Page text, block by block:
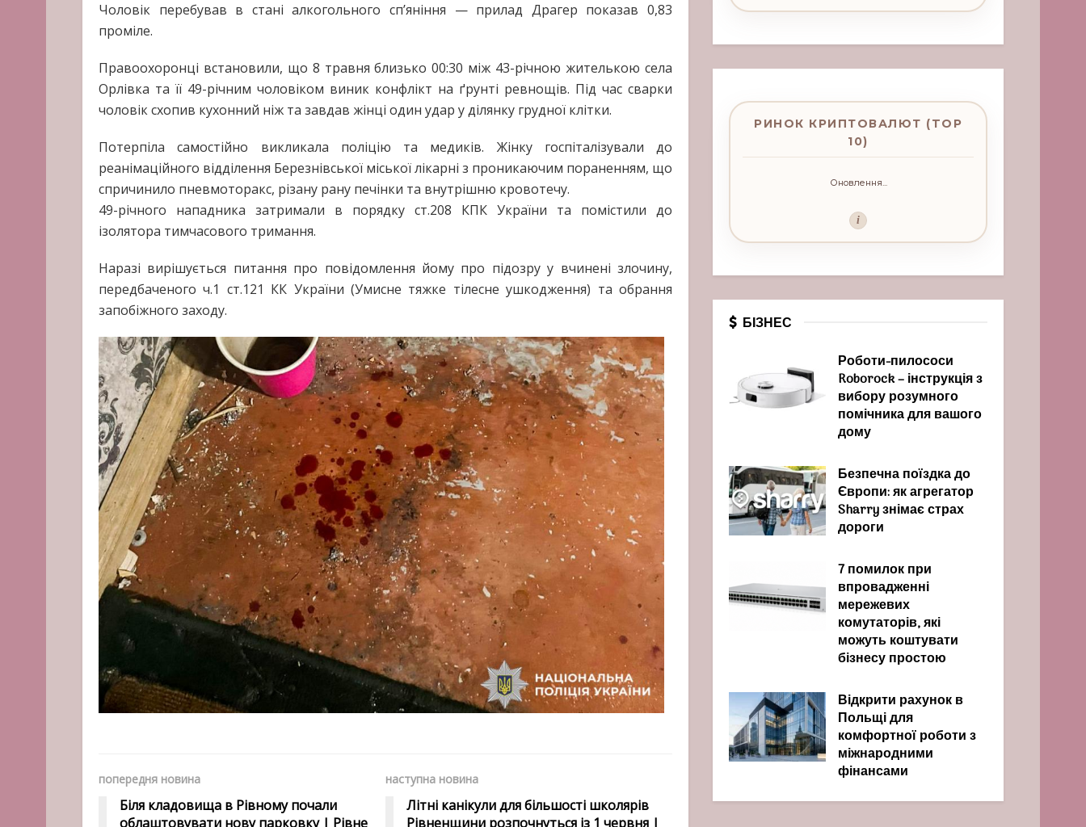
Чоловік перебував в стані алкогольного сп’яніння — прилад Драгер показав 0,83
проміле.
Правоохоронці встановили, що 8 травня близько 00:30 між 43-річною жителькою села
Орлівка та її 49-річним чоловіком виник конфлікт на ґрунті ревнощів. Під час сварки
чоловік схопив кухонний ніж та завдав жінці один удар у ділянку грудної клітки.
Потерпіла самостійно викликала поліцію та медиків. Жінку госпіталізували до
реанімаційного відділення Березнівської міської лікарні з проникаючим пораненням, що
спричинило пневмоторакс, різану рану печінки та внутрішню кровотечу.
49-річного нападника затримали в порядку ст.208 КПК України та помістили до
ізолятора тимчасового тримання.
Наразі вирішується питання про повідомлення йому про підозру у вчинені злочину,
передбаченого ч.1 ст.121 КК України (Умисне тяжке тілесне ушкодження) та обрання
запобіжного заходу.
попередня новина
Біля кладовища в Рівному почали
облаштовувати нову парковку | Рівне
наступна новина
Літні канікули для більшості школярів
Рівненщини розпочнуться із 1 червня |
РИНОК КРИПТОВАЛЮТ (TOP
10)
Оновлення...
i
БІЗНЕС
Роботи-пилососи
Roborock – інструкція з
вибору розумного
помічника для вашого
дому
Безпечна поїздка до
Європи: як агрегатор
Sharry знімає страх
дороги
7 помилок при
впровадженні
мережевих
комутаторів, які
можуть коштувати
бізнесу простою
Відкрити рахунок в
Польщі для
комфортної роботи з
міжнародними
фінансами